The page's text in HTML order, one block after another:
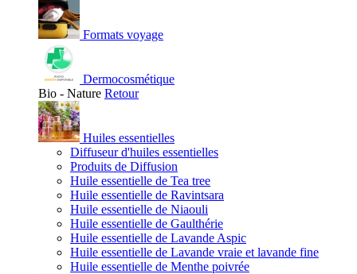
Formats voyage
Dermocosmétique
Bio - Nature Retour
Huiles essentielles
Diffuseur d'huiles essentielles
Produits de Diffusion
Huile essentielle de Tea tree
Huile essentielle de Ravintsara
Huile essentielle de Niaouli
Huile essentielle de Gaulthérie
Huile essentielle de Lavande Aspic
Huile essentielle de Lavande vraie et lavande fine
Huile essentielle de Menthe poivrée